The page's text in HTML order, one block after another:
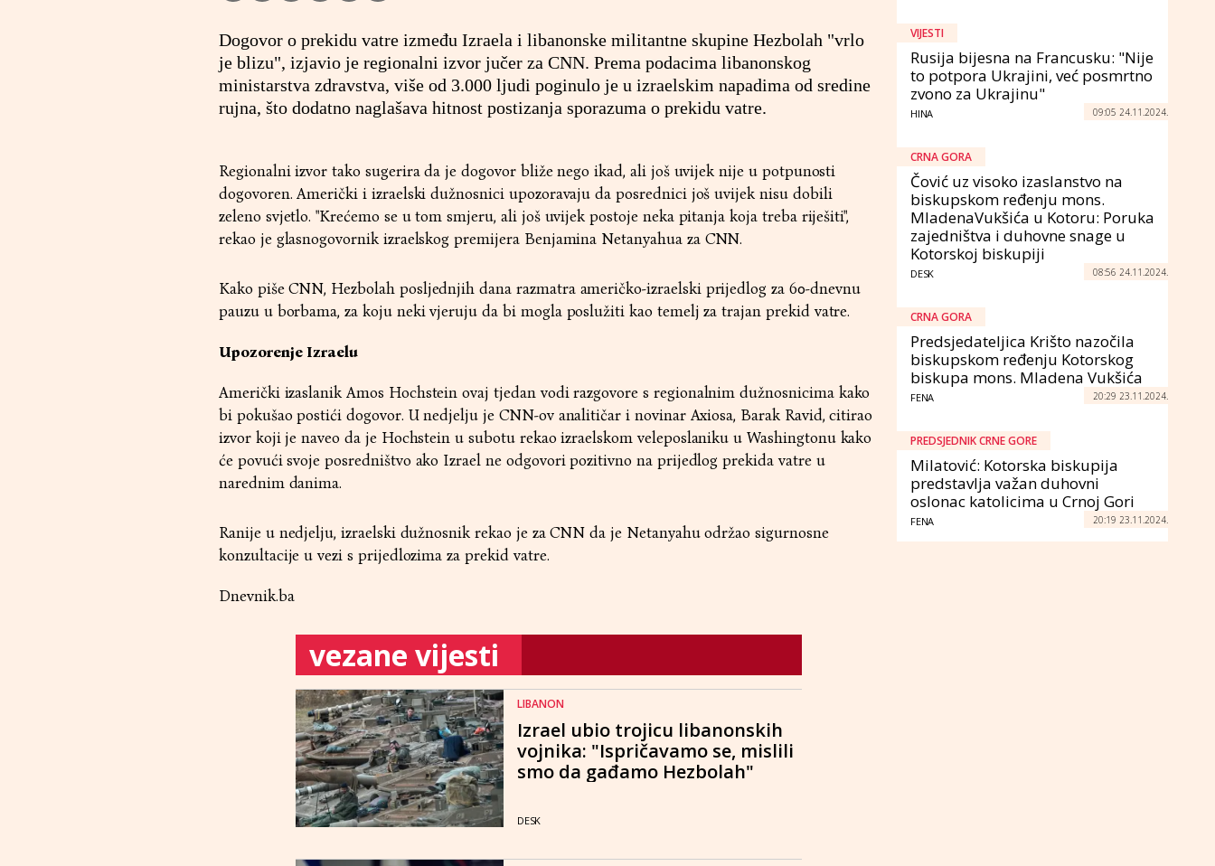
Dogovor o prekidu vatre između Izraela i libanonske militantne skupine Hezbolah "vrlo
je blizu", izjavio je regionalni izvor jučer za CNN. Prema podacima libanonskog
ministarstva zdravstva, više od 3.000 ljudi poginulo je u izraelskim napadima od sredine
rujna, što dodatno naglašava hitnost postizanja sporazuma o prekidu vatre.
Regionalni izvor tako sugerira da je dogovor bliže nego ikad, ali još uvijek nije u potpunosti
dogovoren. Američki i izraelski dužnosnici upozoravaju da posrednici još uvijek nisu dobili
zeleno svjetlo. "Krećemo se u tom smjeru, ali još uvijek postoje neka pitanja koja treba riješiti",
rekao je glasnogovornik izraelskog premijera Benjamina Netanyahua za CNN.
Kako piše CNN, Hezbolah posljednjih dana razmatra američko-izraelski prijedlog za 60-dnevnu
pauzu u borbama, za koju neki vjeruju da bi mogla poslužiti kao temelj za trajan prekid vatre.
Upozorenje Izraelu
Američki izaslanik Amos Hochstein ovaj tjedan vodi razgovore s regionalnim dužnosnicima kako
bi pokušao postići dogovor. U nedjelju je CNN-ov analitičar i novinar Axiosa, Barak Ravid, citirao
izvor koji je naveo da je Hochstein u subotu rekao izraelskom veleposlaniku u Washingtonu kako
će povući svoje posredništvo ako Izrael ne odgovori pozitivno na prijedlog prekida vatre u
narednim danima.
Ranije u nedjelju, izraelski dužnosnik rekao je za CNN da je Netanyahu održao sigurnosne
konzultacije u vezi s prijedlozima za prekid vatre.
Dnevnik.ba
vezane vijesti
LIBANON
Izrael ubio trojicu libanonskih
vojnika: "Ispričavamo se, mislili
smo da gađamo Hezbolah"
DESK
VIJESTI
Rusija bijesna na Francusku: "Nije
to potpora Ukrajini, već posmrtno
zvono za Ukrajinu"
HINA 09:05 24.11.2024.
CRNA GORA
Čović uz visoko izaslanstvo na
biskupskom ređenju mons.
MladenaVukšića u Kotoru: Poruka
zajedništva i duhovne snage u
Kotorskoj biskupiji
DESK 08:56 24.11.2024.
CRNA GORA
Predsjedateljica Krišto nazočila
biskupskom ređenju Kotorskog
biskupa mons. Mladena Vukšića
FENA 20:29 23.11.2024.
PREDSJEDNIK CRNE GORE
Milatović: Kotorska biskupija
predstavlja važan duhovni
oslonac katolicima u Crnoj Gori
FENA 20:19 23.11.2024.